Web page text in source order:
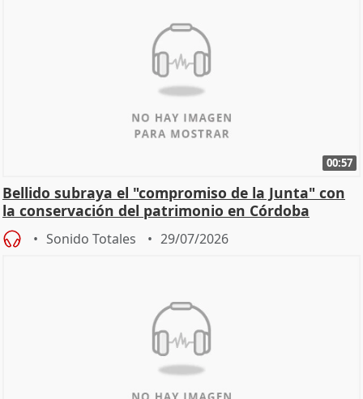
00:57
Bellido subraya el "compromiso de la Junta" con
la conservación del patrimonio en Córdoba
Sonido Totales 29/07/2026